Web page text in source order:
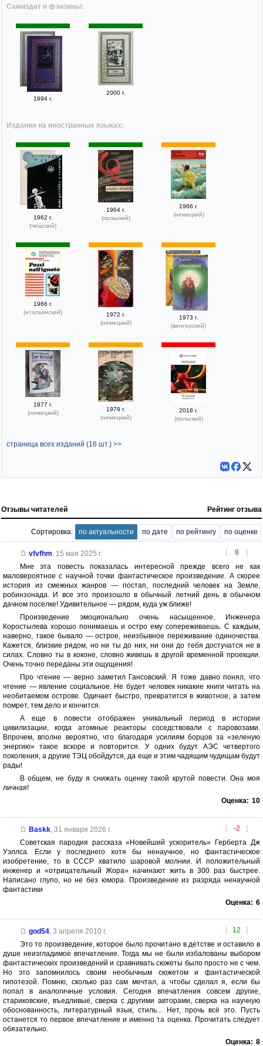
Самиздат и фэнзины:
1994 г.
2000 г.
Издания на иностранных языках:
1962 г.
(чешский)
1964 г.
(польский)
1966 г.
(немецкий)
1966 г.
(итальянский)
1972 г.
(немецкий)
1973 г.
(венгерский)
1977 г.
(немецкий)
1979 г.
(немецкий)
2018 г.
(польский)
страница всех изданий (16 шт.) >>
Отзывы читателей Рейтинг отзыва
Сортировка: по актуальности по дате по рейтингу по оценке
[ 8 ]
vfvfhm, 15 мая 2025 г.
Мне эта повесть показалась интересной прежде всего не как
маловероятное с научной точки фантастическое произведение. А скорее
история из смежных жанров — постап, последний человек на Земле,
робинзонада. И все это произошло в обычный летний день в обычном
дачном поселке! Удивительное — рядом, куда уж ближе!
Произведение эмоционально очень насыщенное. Инженера
Коростылева хорошо понимаешь и остро ему сопереживаешь. С каждым,
наверно, такое бывало — острое, неизбывное переживание одиночества.
Кажется, близкие рядом, но ни ты до них, ни они до тебя достучатся не в
силах. Словно ты в коконе, словно живешь в другой временной проекции.
Очень точно переданы эти ощущения!
Про чтение — верно заметил Гансовский. Я тоже давно понял, что
чтение — явление социальное. Не будет человек никакие книги читать на
необитаемом острове. Одичает быстро, превратится в животное, а затем
помрет, тем дело и кончится.
А еще в повести отображен уникальный период в истории
цивилизации, когда атомные реакторы соседствовали с паровозами.
Впрочем, вполне вероятно, что благодаря усилиям борцов за «зеленую
энергию» такое вскоре и повторится. У одних будут АЭС четвертого
поколения, а другие ТЭЦ обойдутся, да еще и этим чадящим чудищам будут
рады!
В общем, не буду я снижать оценку такой крутой повести. Она моя
личная!
Оценка: 10
[ -2 ]
Baskk, 31 января 2026 г.
Советская пародия рассказа «Новейший ускоритель» Герберта Дж
Уэллса. Если у последнего хотя бы ненаучное, но фантастическое
изобретение, то в СССР хватило шаровой молнии. И положительный
инженер и «отрицательный Жора» начинают жить в 300 раз быстрее.
Написано глупо, но не без юмора. Произведение из разряда ненаучной
фантастики
Оценка: 6
[ 12 ]
god54, 3 апреля 2010 г.
Это то произведение, которое было прочитано в детстве и оставило в
душе неизгладимое впечатление. Тогда мы не были избалованы выбором
фантастических произведений и сравнивать сюжеты было просто не с чем.
Но это запомнилось своим необычным сюжетом и фантастической
гипотезой. Помню, сколько раз сам мечтал, а чтобы сделал я, если бы
попал в аналогичные условия. Сегодня впечатления совсем другие,
стариковские, въедливые, сверка с другими авторами, сверка на научную
обоснованность, литературный язык, стиль... Нет, прочь всё это. Пусть
останется то первое впечатление и именно та оценка. Прочитать следует
обязательно.
Оценка: 8